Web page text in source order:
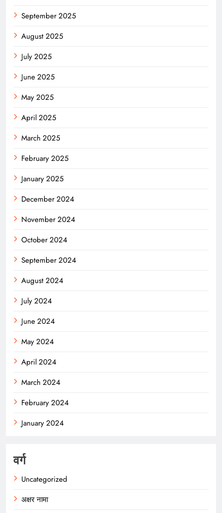
September 2025
August 2025
July 2025
June 2025
May 2025
April 2025
March 2025
February 2025
January 2025
December 2024
November 2024
October 2024
September 2024
August 2024
July 2024
June 2024
May 2024
April 2024
March 2024
February 2024
January 2024
वर्ग
Uncategorized
अक्षर नामा